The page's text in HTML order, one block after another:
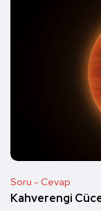
Soru - Cevap
Kahverengi